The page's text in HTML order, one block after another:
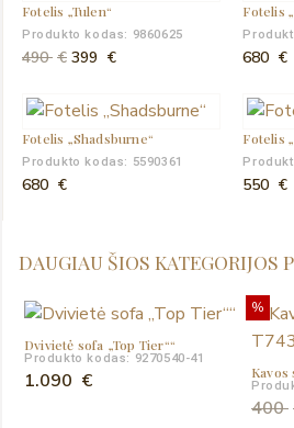
Fotelis „Tulen“
Produkto kodas: 9860625
490 € Original
was:
490 €.
399 €Current
is:
399 €.
Fotelis
680 €
Fotelis „Shadsburne“
Produkto kodas: 5590361
680 €
Fotelis
550 €
DAUGIAU ŠIOS KATEGORIJOS
Dvivietė sofa „Top Tier““
Produkto kodas: 9270540-41
1.090 €
%
Kavos
400